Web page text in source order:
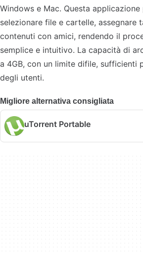
Windows e Mac. Questa
selezionare file e cartelle, assegnare
contenuti con amici, rendendo il
semplice e intuitivo. La capacità di
a 4GB, con un limite difile, sufficienti
degli utenti.
Migliore alternativa consigliata
uTorrent Portable